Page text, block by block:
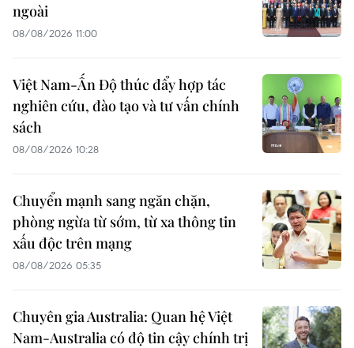
ngoài
08/08/2026 11:00
Việt Nam-Ấn Độ thúc đẩy hợp tác
nghiên cứu, đào tạo và tư vấn chính
sách
08/08/2026 10:28
Chuyển mạnh sang ngăn chặn,
phòng ngừa từ sớm, từ xa thông tin
xấu độc trên mạng
08/08/2026 05:35
Chuyên gia Australia: Quan hệ Việt
Nam-Australia có độ tin cậy chính trị